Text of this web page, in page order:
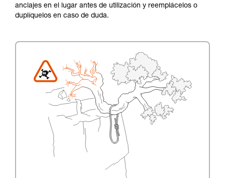
anclajes en el lugar antes de utilización y reemplácelos o
duplíquelos en caso de duda.